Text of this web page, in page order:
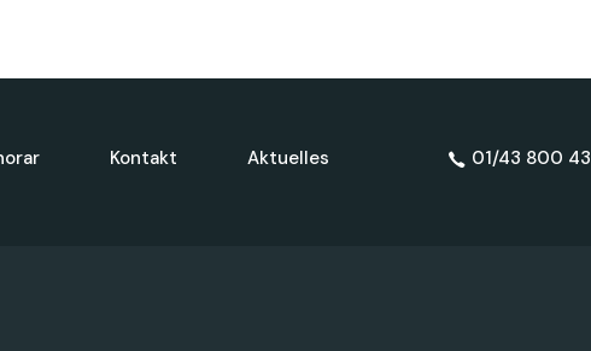
Kontakt Aktuelles 01/43 800 43